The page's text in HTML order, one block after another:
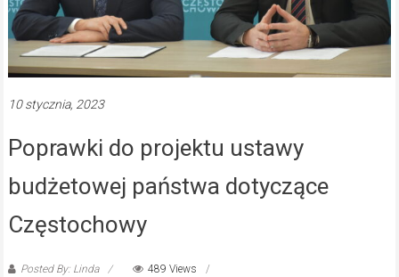
10 stycznia, 2023
Poprawki do projektu ustawy
budżetowej państwa dotyczące
Częstochowy
Posted By: Linda
489 Views